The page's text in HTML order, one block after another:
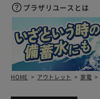
プラザリユースとは
HOME アウトレット 家電